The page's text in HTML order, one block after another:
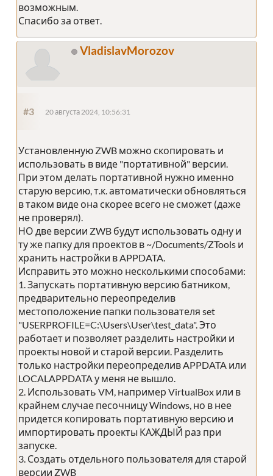
возможным.
Спасибо за ответ.
VladislavMorozov
#3 20 августа 2024, 10:56:31
Установленную ZWB можно скопировать и
использовать в виде "портативной" версии.
При этом делать портативной нужно именно
старую версию, т.к. автоматически обновляться
в таком виде она скорее всего не сможет (даже
не проверял).
НО две версии ZWB будут использовать одну и
ту же папку для проектов в ~/Documents/ZTools и
хранить настройки в APPDATA.
Исправить это можно несколькими способами:
1. Запускать портативную версию батником,
предварительно переопределив
местоположение папки пользователя set
"USERPROFILE=C:\Users\User\test_data". Это
работает и позволяет разделить настройки и
проекты новой и старой версии. Разделить
только настройки переопределив APPDATA или
LOCALAPPDATA у меня не вышло.
2. Использовать VM, например VirtualBox или в
крайнем случае песочницу Windows, но в нее
придется копировать портативную версию и
импортировать проекты КАЖДЫЙ раз при
запуске.
3. Создать отдельного пользователя для старой
версии ZWB